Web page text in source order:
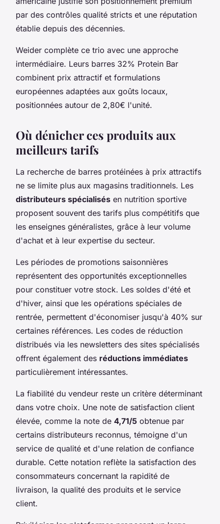
par des contrôles qualité stricts et une réputation
établie depuis des décennies.
Weider complète ce trio avec une approche
intermédiaire. Leurs barres 32% Protein Bar
combinent prix attractif et formulations
européennes adaptées aux goûts locaux,
positionnées autour de 2,80€ l'unité.
Où dénicher ces produits aux
meilleurs tarifs
La recherche de barres protéinées à prix attractifs
ne se limite plus aux magasins traditionnels. Les
distributeurs spécialisés en nutrition sportive
proposent souvent des tarifs plus compétitifs que
les enseignes généralistes, grâce à leur volume
d'achat et à leur expertise du secteur.
Les périodes de promotions saisonnières
représentent des opportunités exceptionnelles
pour constituer votre stock. Les soldes d'été et
d'hiver, ainsi que les opérations spéciales de
rentrée, permettent d'économiser jusqu'à 40% sur
certaines références. Les codes de réduction
distribués via les newsletters des sites spécialisés
offrent également des réductions immédiates
particulièrement intéressantes.
La fiabilité du vendeur reste un critère déterminant
dans votre choix. Une note de satisfaction client
élevée, comme la note de 4,71/5 obtenue par
certains distributeurs reconnus, témoigne d'un
service de qualité et d'une relation de confiance
durable. Cette notation reflète la satisfaction des
consommateurs concernant la rapidité de
livraison, la qualité des produits et le service
client.